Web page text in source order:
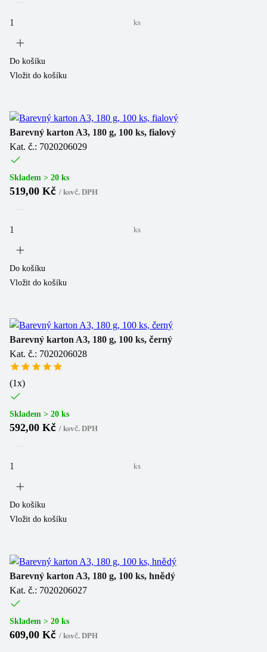
ks
Do košíku
Vložit do košíku
Barevný karton A3, 180 g, 100 ks, fialový
Kat. č.: 7020206029
Skladem > 20 ks
519,00 Kč / ksvč. DPH
ks
Do košíku
Vložit do košíku
Barevný karton A3, 180 g, 100 ks, černý
Kat. č.: 7020206028
(1x)
Skladem > 20 ks
592,00 Kč / ksvč. DPH
ks
Do košíku
Vložit do košíku
Barevný karton A3, 180 g, 100 ks, hnědý
Kat. č.: 7020206027
Skladem > 20 ks
609,00 Kč / ksvč. DPH